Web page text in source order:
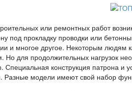
или ремонтных работ
под прокладку проводки или
и многое другое. Некоторым людям
Но для продолжительных нагрузок
Специальная конструкция патрона и
Разные модели имеют свой набор